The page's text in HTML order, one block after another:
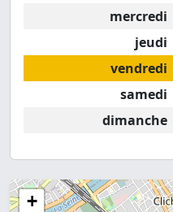
mercredi
jeudi
vendredi
samedi
dimanche
+